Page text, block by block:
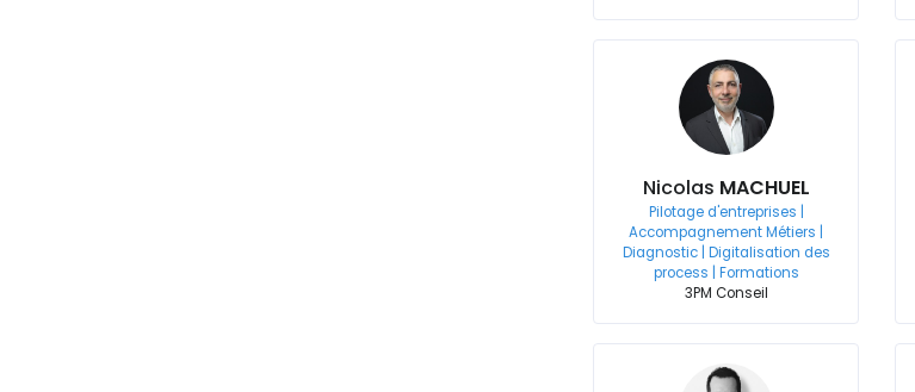
Nicolas MACHUEL
Pilotage d'entreprises |
Accompagnement Métiers |
Diagnostic | Digitalisation des
process | Formations
3PM Conseil